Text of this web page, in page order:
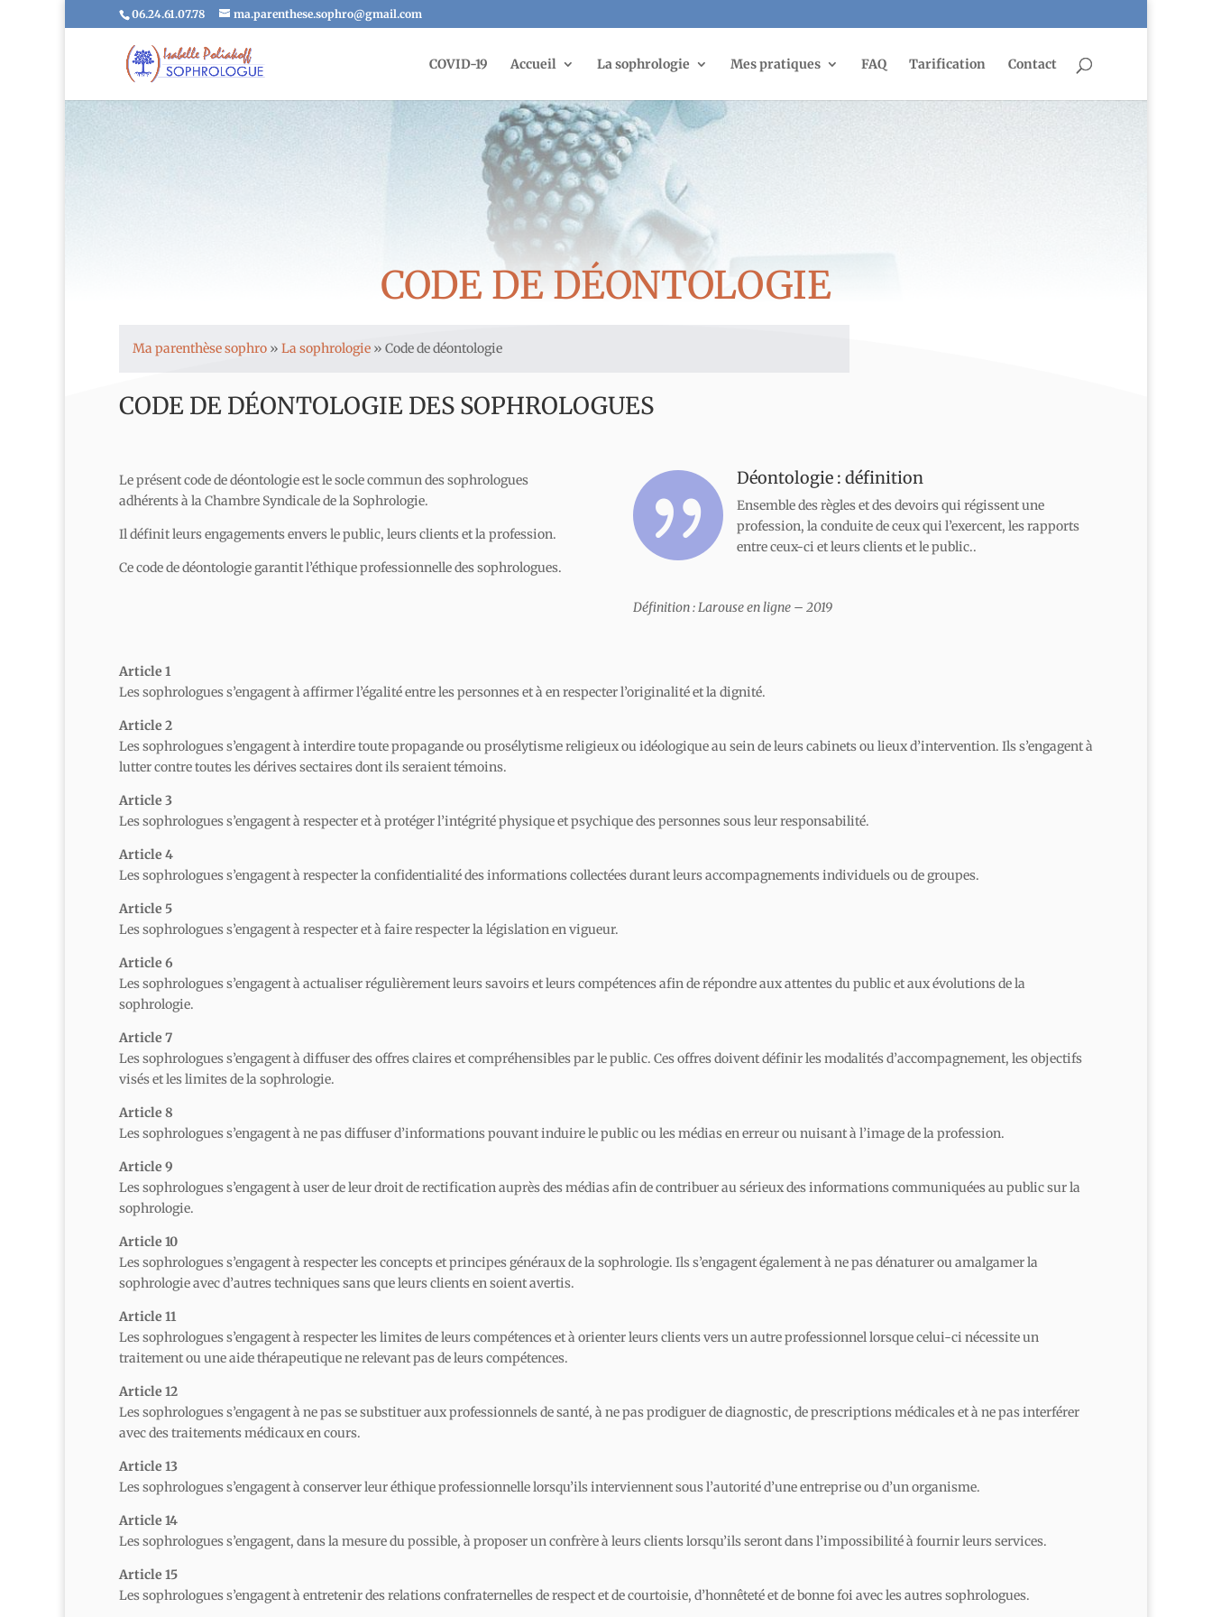
06.24.61.07.78 ma.parenthese.sophro@gmail.com
COVID-19 Accueil La sophrologie Mes pratiques FAQ Tarification Contact
CODE DE DÉONTOLOGIE
Ma parenthèse sophro » La sophrologie » Code de déontologie
CODE DE DÉONTOLOGIE DES SOPHROLOGUES
Le présent code de déontologie est le socle commun des sophrologues
adhérents à la Chambre Syndicale de la Sophrologie.
Il définit leurs engagements envers le public, leurs clients et la profession.
Ce code de déontologie garantit l’éthique professionnelle des sophrologues.
 Déontologie : définition
Ensemble des règles et des devoirs qui régissent une
profession, la conduite de ceux qui l’exercent, les rapports
entre ceux-ci et leurs clients et le public..
Définition : Larouse en ligne – 2019
Article 1
Les sophrologues s’engagent à affirmer l’égalité entre les personnes et à en respecter l’originalité et la dignité.
Article 2
Les sophrologues s’engagent à interdire toute propagande ou prosélytisme religieux ou idéologique au sein de leurs cabinets ou lieux d’intervention. Ils s’engagent à
lutter contre toutes les dérives sectaires dont ils seraient témoins.
Article 3
Les sophrologues s’engagent à respecter et à protéger l’intégrité physique et psychique des personnes sous leur responsabilité.
Article 4
Les sophrologues s’engagent à respecter la confidentialité des informations collectées durant leurs accompagnements individuels ou de groupes.
Article 5
Les sophrologues s’engagent à respecter et à faire respecter la législation en vigueur.
Article 6
Les sophrologues s’engagent à actualiser régulièrement leurs savoirs et leurs compétences afin de répondre aux attentes du public et aux évolutions de la
sophrologie.
Article 7
Les sophrologues s’engagent à diffuser des offres claires et compréhensibles par le public. Ces offres doivent définir les modalités d’accompagnement, les objectifs
visés et les limites de la sophrologie.
Article 8
Les sophrologues s’engagent à ne pas diffuser d’informations pouvant induire le public ou les médias en erreur ou nuisant à l’image de la profession.
Article 9
Les sophrologues s’engagent à user de leur droit de rectification auprès des médias afin de contribuer au sérieux des informations communiquées au public sur la
sophrologie.
Article 10
Les sophrologues s’engagent à respecter les concepts et principes généraux de la sophrologie. Ils s’engagent également à ne pas dénaturer ou amalgamer la
sophrologie avec d’autres techniques sans que leurs clients en soient avertis.
Article 11
Les sophrologues s’engagent à respecter les limites de leurs compétences et à orienter leurs clients vers un autre professionnel lorsque celui-ci nécessite un
traitement ou une aide thérapeutique ne relevant pas de leurs compétences.
Article 12
Les sophrologues s’engagent à ne pas se substituer aux professionnels de santé, à ne pas prodiguer de diagnostic, de prescriptions médicales et à ne pas interférer
avec des traitements médicaux en cours.
Article 13
Les sophrologues s’engagent à conserver leur éthique professionnelle lorsqu’ils interviennent sous l’autorité d’une entreprise ou d’un organisme.
Article 14
Les sophrologues s’engagent, dans la mesure du possible, à proposer un confrère à leurs clients lorsqu’ils seront dans l’impossibilité à fournir leurs services.
Article 15
Les sophrologues s’engagent à entretenir des relations confraternelles de respect et de courtoisie, d’honnêteté et de bonne foi avec les autres sophrologues.